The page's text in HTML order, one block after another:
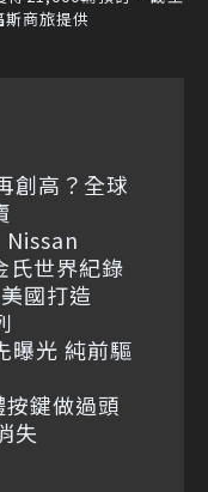
商旅提供
創高？全球
氏世界紀錄
國打造
曝光 純前驅
按鍵做過頭
失